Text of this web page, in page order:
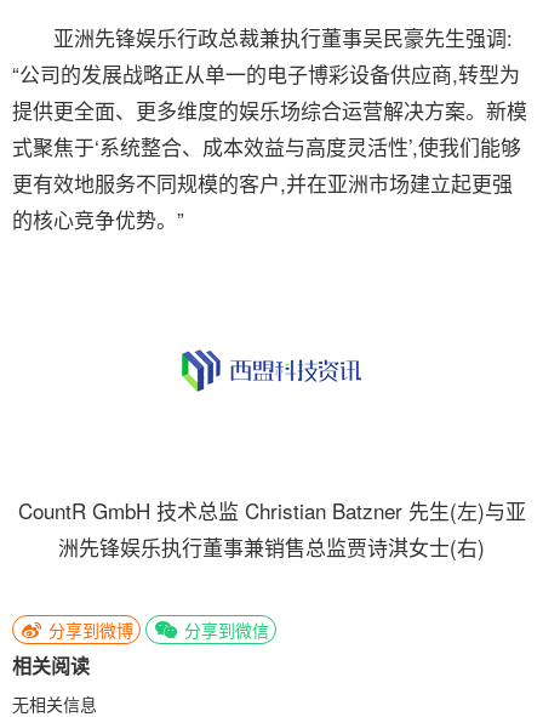
亚洲先锋娱乐行政总裁兼执行董事吴民豪先生强调:
“公司的发展战略正从单一的电子博彩设备供应商,转型为
提供更全面、更多维度的娱乐场综合运营解决方案。新模
式聚焦于‘系统整合、成本效益与高度灵活性’,使我们能够
更有效地服务不同规模的客户,并在亚洲市场建立起更强
的核心竞争优势。”
CountR GmbH 技术总监 Christian Batzner 先生(左)与亚
洲先锋娱乐执行董事兼销售总监贾诗淇女士(右)
分享到微博 分享到微信
相关阅读
无相关信息